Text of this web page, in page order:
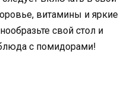
витамины и яркие
свой стол и
с помидорами!